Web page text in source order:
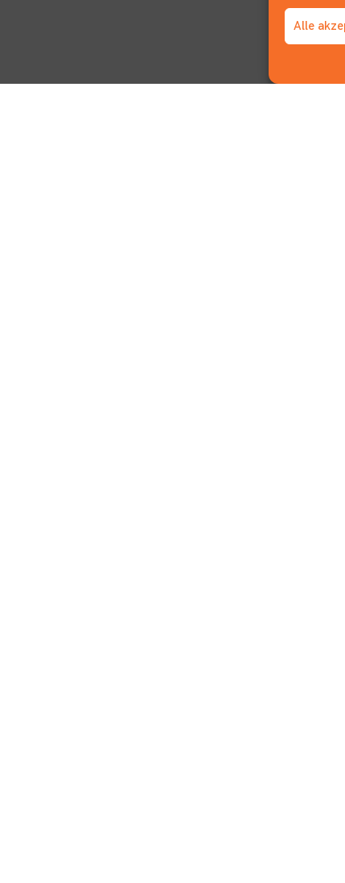
Alle